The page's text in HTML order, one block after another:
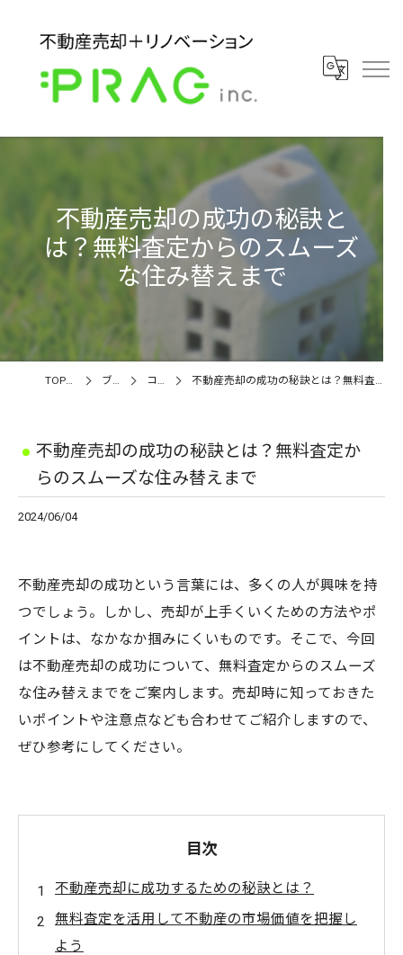
不動産売却の成功の秘訣と
は？無料査定からのスムーズ
な住み替えまで
TOPページ ブログ コラム 不動産売却の成功の秘訣とは？無料査定からのスムーズな住み替えまで
不動産売却の成功の秘訣とは？無料査定か
らのスムーズな住み替えまで
2024/06/04
不動産売却の成功という言葉には、多くの人が興味を持
つでしょう。しかし、売却が上手くいくための方法やポ
イントは、なかなか掴みにくいものです。そこで、今回
は不動産売却の成功について、無料査定からのスムーズ
な住み替えまでをご案内します。売却時に知っておきた
いポイントや注意点なども合わせてご紹介しますので、
ぜひ参考にしてください。
目次
不動産売却に成功するための秘訣とは？
無料査定を活用して不動産の市場価値を把握し
よう